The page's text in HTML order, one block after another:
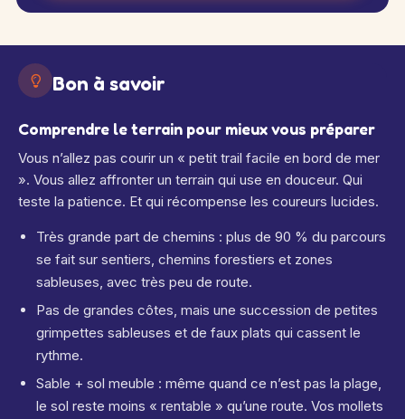
Bon à savoir
Comprendre le terrain pour mieux vous préparer
Vous n’allez pas courir un « petit trail facile en bord de mer
». Vous allez affronter un terrain qui use en douceur. Qui
teste la patience. Et qui récompense les coureurs lucides.
Très grande part de chemins : plus de 90 % du parcours
se fait sur sentiers, chemins forestiers et zones
sableuses, avec très peu de route.
Pas de grandes côtes, mais une succession de petites
grimpettes sableuses et de faux plats qui cassent le
rythme.
Sable + sol meuble : même quand ce n’est pas la plage,
le sol reste moins « rentable » qu’une route. Vos mollets